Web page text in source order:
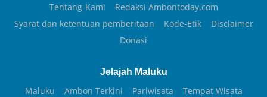
Tentang-Kami
Redaksi Ambontoday.com
Syarat dan ketentuan pemberitaan
Kode-Etik
Disclaimer
Donasi
Jelajah Maluku
Maluku Ambon Terkini Pariwisata
Tempat Wisata